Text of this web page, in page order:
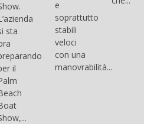
sta
il
e
soprattutto
stabili
veloci
con una
manovrabilità...